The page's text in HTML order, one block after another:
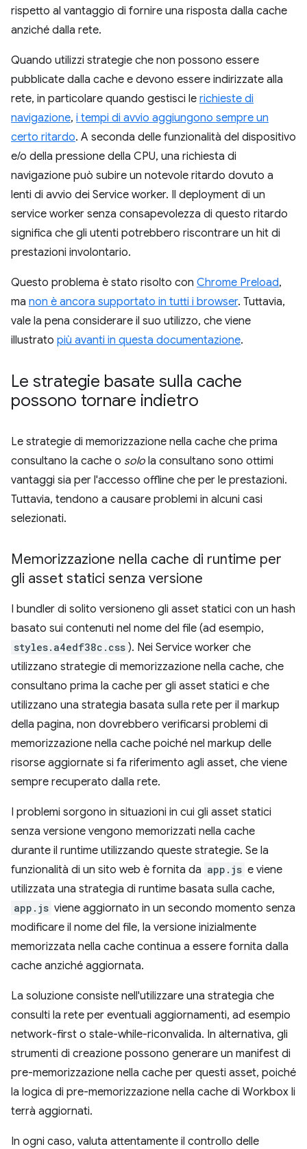
rispetto al vantaggio di fornire una risposta dalla cache
anziché dalla rete.
Quando utilizzi strategie che non possono essere
pubblicate dalla cache e devono essere indirizzate alla
rete, in particolare quando gestisci le richieste di
navigazione, i tempi di avvio aggiungono sempre un
certo ritardo. A seconda delle funzionalità del dispositivo
e/o della pressione della CPU, una richiesta di
navigazione può subire un notevole ritardo dovuto a
lenti di avvio dei Service worker. Il deployment di un
service worker senza consapevolezza di questo ritardo
significa che gli utenti potrebbero riscontrare un hit di
prestazioni involontario.
Questo problema è stato risolto con Chrome Preload,
ma non è ancora supportato in tutti i browser. Tuttavia,
vale la pena considerare il suo utilizzo, che viene
illustrato più avanti in questa documentazione.
Le strategie basate sulla cache
possono tornare indietro
Le strategie di memorizzazione nella cache che prima
consultano la cache o solo la consultano sono ottimi
vantaggi sia per l'accesso offline che per le prestazioni.
Tuttavia, tendono a causare problemi in alcuni casi
selezionati.
Memorizzazione nella cache di runtime per
gli asset statici senza versione
I bundler di solito versioneno gli asset statici con un hash
basato sui contenuti nel nome del file (ad esempio,
styles.a4edf38c.css ). Nei Service worker che
utilizzano strategie di memorizzazione nella cache, che
consultano prima la cache per gli asset statici e che
utilizzano una strategia basata sulla rete per il markup
della pagina, non dovrebbero verificarsi problemi di
memorizzazione nella cache poiché nel markup delle
risorse aggiornate si fa riferimento agli asset, che viene
sempre recuperato dalla rete.
I problemi sorgono in situazioni in cui gli asset statici
senza versione vengono memorizzati nella cache
durante il runtime utilizzando queste strategie. Se la
funzionalità di un sito web è fornita da app.js e viene
utilizzata una strategia di runtime basata sulla cache,
app.js viene aggiornato in un secondo momento senza
modificare il nome del file, la versione inizialmente
memorizzata nella cache continua a essere fornita dalla
cache anziché aggiornata.
La soluzione consiste nell'utilizzare una strategia che
consulti la rete per eventuali aggiornamenti, ad esempio
network-first o stale-while-riconvalida. In alternativa, gli
strumenti di creazione possono generare un manifest di
pre-memorizzazione nella cache per questi asset, poiché
la logica di pre-memorizzazione nella cache di Workbox li
terrà aggiornati.
In ogni caso, valuta attentamente il controllo delle